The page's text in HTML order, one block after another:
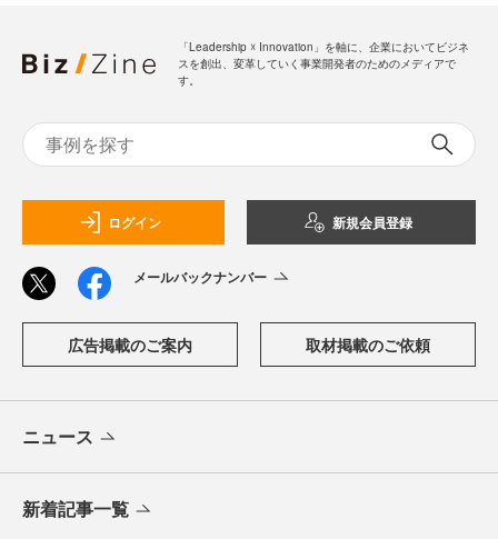
「Leadership ☓ Innovation」を軸に、企業においてビジネ
スを創出、変革していく事業開発者のためのメディアで
す。
ログイン 新規会員登録
メールバックナンバー
広告掲載のご案内 取材掲載のご依頼
ニュース
新着記事一覧